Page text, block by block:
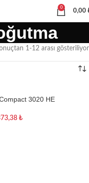
0
0,00
1-12 arası gösteriliyor
3020 HE
₺